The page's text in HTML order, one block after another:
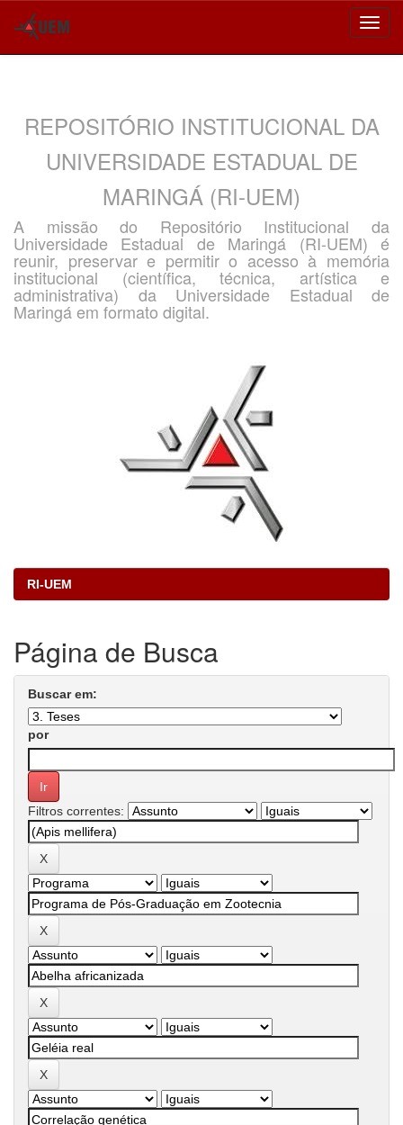
REPOSITÓRIO INSTITUCIONAL DA
UNIVERSIDADE ESTADUAL DE
MARINGÁ (RI-UEM)
A missão do Repositório Institucional da
Universidade Estadual de Maringá (RI-UEM) é
reunir, preservar e permitir o acesso à memória
institucional (científica, técnica, artística e
administrativa) da Universidade Estadual de
Maringá em formato digital.
RI-UEM
Página de Busca
Buscar em:
por
Filtros correntes: